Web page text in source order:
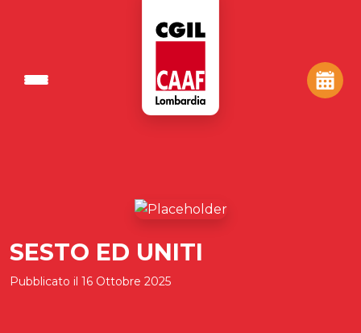
SESTO ED UNITI
Pubblicato il 16 Ottobre 2025